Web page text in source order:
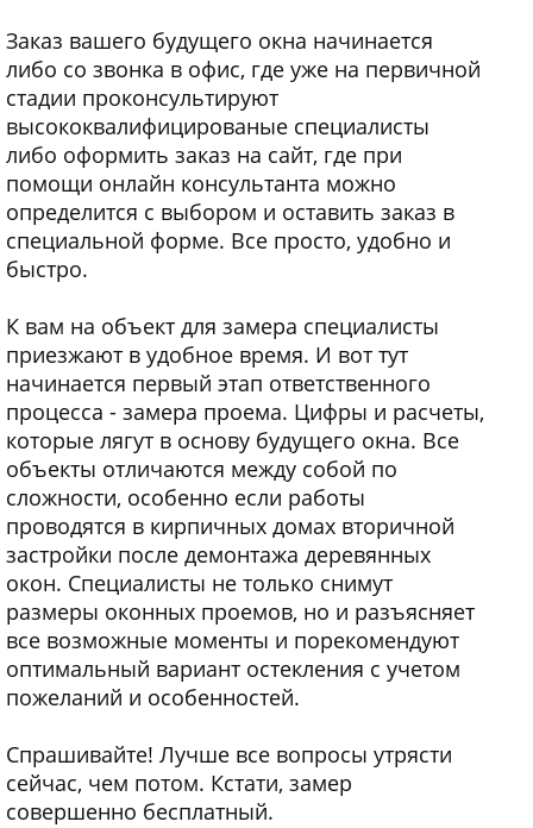
Заказ вашего будущего окна начинается
либо со звонка в офис, где уже на первичной
стадии проконсультируют
высококвалифицированые специалисты
либо оформить заказ на сайт, где при
помощи онлайн консультанта можно
определится с выбором и оставить заказ в
специальной форме. Все просто, удобно и
быстро.
К вам на объект для замера специалисты
приезжают в удобное время. И вот тут
начинается первый этап ответственного
процесса - замера проема. Цифры и расчеты,
которые лягут в основу будущего окна. Все
объекты отличаются между собой по
сложности, особенно если работы
проводятся в кирпичных домах вторичной
застройки после демонтажа деревянных
окон. Специалисты не только снимут
размеры оконных проемов, но и разъясняет
все возможные моменты и порекомендуют
оптимальный вариант остекления с учетом
пожеланий и особенностей.
Спрашивайте! Лучше все вопросы утрясти
сейчас, чем потом. Кстати, замер
совершенно бесплатный.